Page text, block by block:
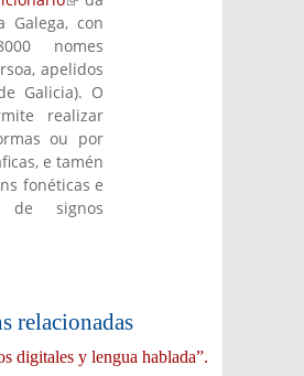
Galega, con
nomes
apelidos
Galicia). O
realizar
ou por
e tamén
fonéticas e
de signos
relacionadas
digitales y lengua hablada”.